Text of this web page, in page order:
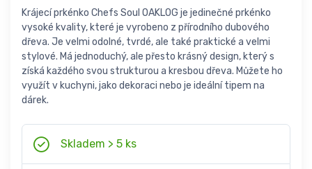
Krájecí prkénko Chefs Soul OAKLOG je jedinečné prkénko
vysoké kvality, které je vyrobeno z přírodního dubového
dřeva. Je velmi odolné, tvrdé, ale také praktické a velmi
stylové. Má jednoduchý, ale přesto krásný design, který s
získá každého svou strukturou a kresbou dřeva. Můžete ho
využít v kuchyni, jako dekoraci nebo je ideální tipem na
dárek.
Skladem > 5 ks